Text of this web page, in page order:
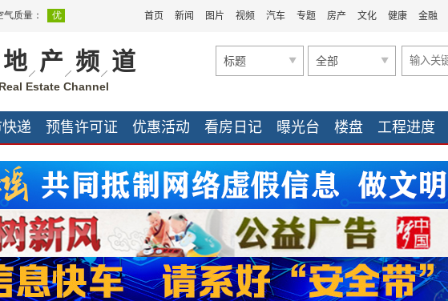
首页 新闻 图片 视频 汽车 专题 房产 文化 健康 金融
地 产 频 道
Estate Channel
标题 全部
递 预售许可证 优惠活动 看房日记 曝光台 楼盘 工程进度
家装公司
家装快讯 家装快讯 团购促销